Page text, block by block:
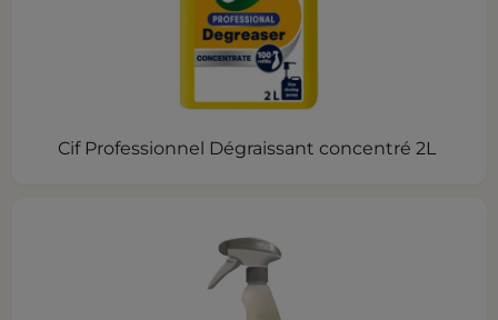
Cif Professionnel Dégraissant concentré 2L ​